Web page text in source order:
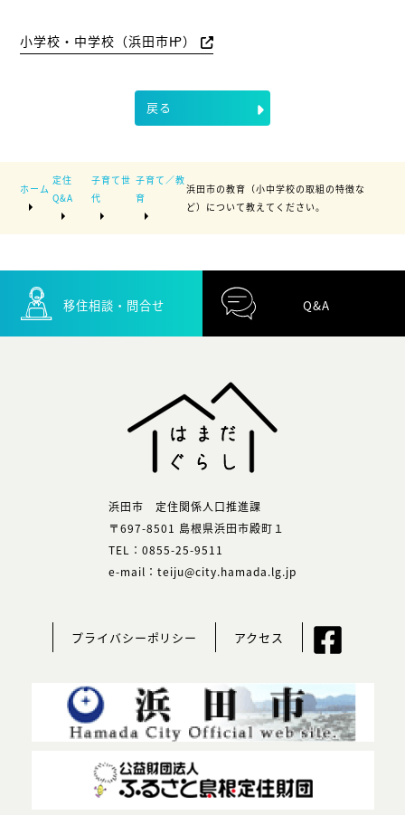
小学校・中学校（浜田市㏋）
戻る
ホーム
定住
Q&A
子育て世
代
子育て／教
育
浜田市の教育（小中学校の取組の特徴な
ど）について教えてください。
移住相談・問合せ Q&A
浜田市 定住関係人口推進課
〒697-8501 島根県浜田市殿町１
TEL：0855-25-9511
e-mail：teiju@city.hamada.lg.jp
プライバシーポリシー アクセス